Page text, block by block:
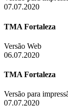
07.07.2020
TMA Fortaleza
Versão Web
06.07.2020
TMA Fortaleza
Versão para
07.07.2020